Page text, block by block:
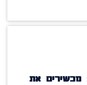
מכשירים את